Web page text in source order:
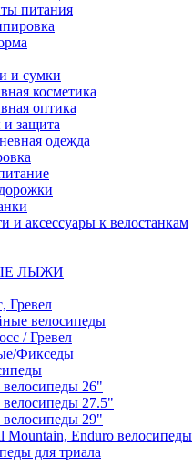
питания
и сумки
косметика
оптика
защита
одежда
и аксессуары к велостанкам
ЛЫЖИ
Гревел
велосипеды
/ Гревел
Фикседы
26"
27.5"
29"
Mountain, Enduro велосипеды
для триала